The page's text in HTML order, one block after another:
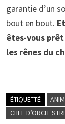
garantie d’un
bout en bout.
êtes-vous
les rênes du
ÉTIQUETTÉ
CHEF